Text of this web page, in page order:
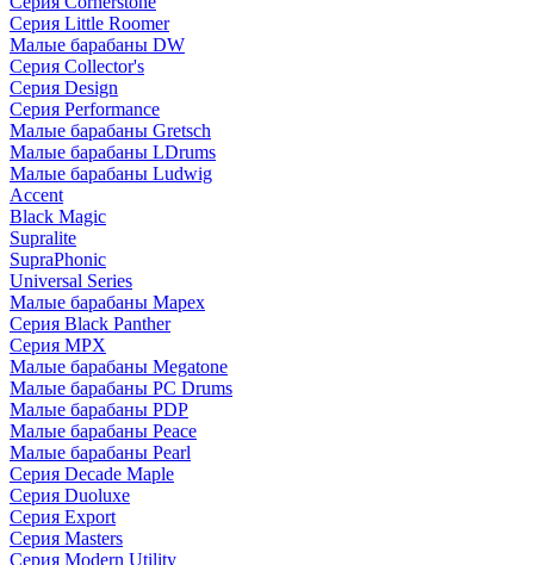
Серия Little Roomer
Малые барабаны DW
Серия Collector's
Серия Design
Серия Performance
Малые барабаны Gretsch
Малые барабаны LDrums
Малые барабаны Ludwig
Accent
Black Magic
Supralite
SupraPhonic
Universal Series
Малые барабаны Mapex
Серия Black Panther
Серия MPX
Малые барабаны Megatone
Малые барабаны PC Drums
Малые барабаны PDP
Малые барабаны Peace
Малые барабаны Pearl
Серия Decade Maple
Серия Duoluxe
Серия Export
Серия Masters
Серия Modern Utility